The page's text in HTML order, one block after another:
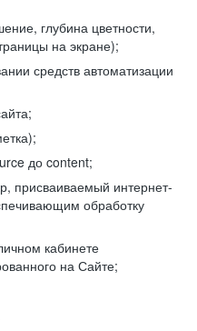
глубина цветности,
на экране);
средств автоматизации
до content;
присваиваемый интернет-
обработку
кабинете
на Сайте;